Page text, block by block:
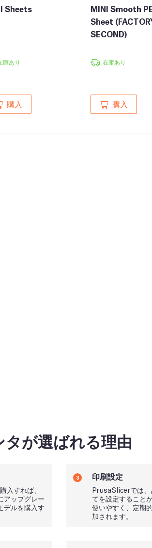
Sheets
庫あり
購入
MINI Smooth
Sheet
SECOND)
在庫あり
購入
が選ばれる理由
入すれば、
アップグレー
デルを購入す
3 印刷設定
PrusaSlicerでは、
てを設定すること
使いやすく、定期
加されます。